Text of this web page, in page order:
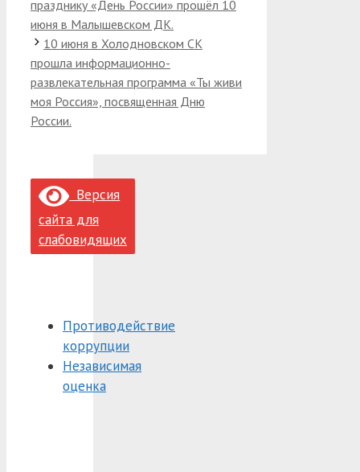
празднику «День России» прошёл 10
июня в Малышевском ДК.
10 июня в Холодновском СК
прошла информационно-
развлекательная программа «Ты живи
моя Россия», посвященная Дню
России.
Версия
сайта для
слабовидящих
Противодействие
коррупции
Независимая
оценка